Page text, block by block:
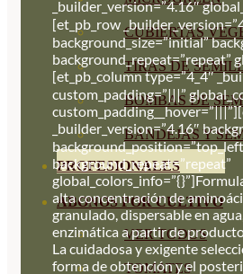
CUBIERTAS
TIRAS DE
BOMBAS DE
BANDEJAS Y
PROFESIONALES
ABONOS POR CULTIVO
VER TODOS
TOMATES
_builder_version=”4.16″
[et_pb_row
background_size=”initial”
background_repeat=”repeat”
[et_pb_column type=”4_4″
custom_padding=”|||”
_builder_version=”4.16″
background_repeat=”repeat”
alta concentración de
granulado, dispersable en
enzimática a partir de
La cuidadosa y exigente
forma de obtención y el